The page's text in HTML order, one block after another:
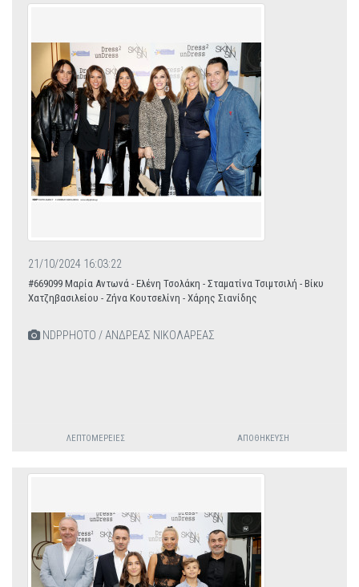
21/10/2024 16:03:22
#669099 Μαρία Αντωνά - Ελένη Τσολάκη - Σταματίνα Τσιμτσιλή - Βίκυ
Χατζηβασιλείου - Ζήνα Κουτσελίνη - Χάρης Σιανίδης
NDPPHOTO / ΑΝΔΡΕΑΣ ΝΙΚΟΛΑΡΕΑΣ
ΛΕΠΤΟΜΈΡΕΙΕΣ ΑΠΟΘΉΚΕΥΣΗ